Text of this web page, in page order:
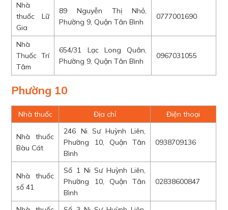
Nhà
thuốc Lữ
Gia
89 Nguyễn Thị Nhỏ,
Phường 9, Quận Tân Bình
0777001690
Nhà
Thuốc Trí
Tâm
654/31 Lạc Long Quân,
Phường 9, Quận Tân Bình
0967031055
Phường 10
Nhà thuốc Địa chỉ Điện thoại
Nhà thuốc
Bàu Cát
246 Ni Sư Huỳnh Liên,
Phường 10, Quận Tân
Bình
0938709136
Nhà thuốc
số 41
Số 1 Ni Sư Huỳnh Liên,
Phường 10, Quận Tân
Bình
02838600847